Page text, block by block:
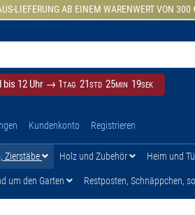
LIEFERUNG AB EINEM WARENWERT VON
bis 12 Uhr → 1TAG 21STD 25MIN 18SEK
Kundenkonto Registrieren
Zierstäbe Holz und Zubehör Heim und
um den Garten Restposten, Schnäppchen,